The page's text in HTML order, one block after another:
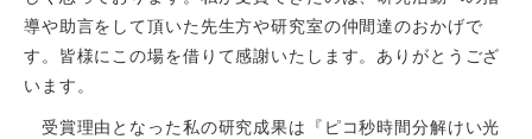
導や助言をして頂いた先生方や研究室の仲間達のおかげで
す。皆様にこの場を借りて感謝いたします。ありがとうござ
います。
受賞理由となった私の研究成果は『ピコ秒時間分解けい光